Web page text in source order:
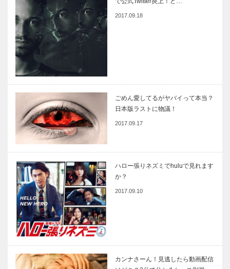
2017.09.18
ごめん愛してるがヤバイって本当？
日本版ラストに物議！
2017.09.17
ハロー張りネズミでhuluで見れます
か？
2017.09.10
カンナさーん！見逃したら動画配信